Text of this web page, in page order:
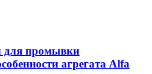
для промывки
агрегата Alfa